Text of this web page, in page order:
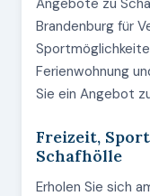
Angebote zu
Brandenburg für
Ferienwohnung
Sie ein Angebot
Freizeit,
Schafhölle
Erholen Sie sich